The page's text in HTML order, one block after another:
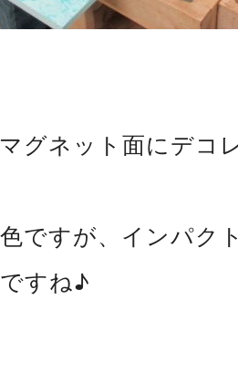
グネット面にデコ
ですが、インパク
すね♪